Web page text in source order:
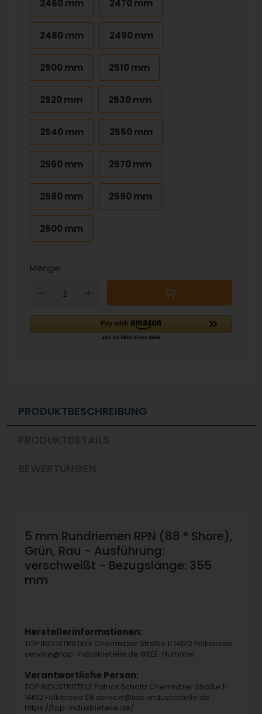
2460 mm 2470 mm
2480 mm 2490 mm
2500 mm 2510 mm
2520 mm 2530 mm
2540 mm 2550 mm
2560 mm 2570 mm
2580 mm 2590 mm
2600 mm
Menge:
Down
PRODUKTBESCHREIBUNG
5 mm Rundriemen RPN (88 ° Shore),
Grün, Rau - Ausführung:
verschweißt - Bezugslänge: 355
mm
Herstellerinformationen:
TOP INDUSTRIETEILE Chemnitzer Straße 11 14612 Falkensee
service@top-industrieteile.de WEEE-Nummer:
Verantwortliche Person:
TOP INDUSTRIETEILE Patrick Scholtz Chemnitzer Straße 11
14612 Falkensee DE service@top-industrieteile.de
https://top-industrieteile.de/